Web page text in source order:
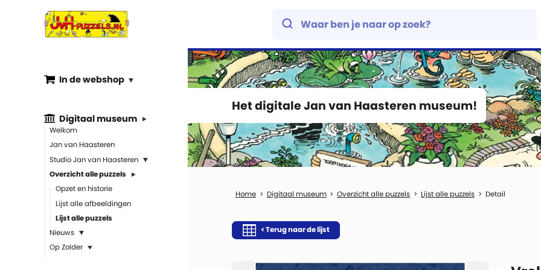
Het digitale Jan van Haasteren museum!
In de webshop
Digitaal museum
Welkom
Jan van Haasteren
Studio Jan van Haasteren
Overzicht alle puzzels
Opzet en historie
Lijst alle afbeeldingen
Lijst alle puzzels
Nieuws
Op Zolder
Digitaal museum Overzicht alle puzzels Lijst alle puzzels Detail
< Terug naar de lijst